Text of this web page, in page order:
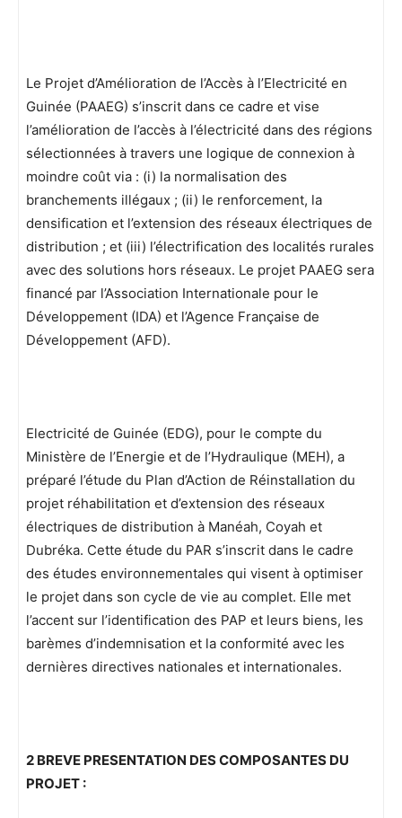
Le Projet d’Amélioration de l’Accès à l’Electricité en
Guinée (PAAEG) s’inscrit dans ce cadre et vise
l’amélioration de l’accès à l’électricité dans des régions
sélectionnées à travers une logique de connexion à
moindre coût via : (i) la normalisation des
branchements illégaux ; (ii) le renforcement, la
densification et l’extension des réseaux électriques de
distribution ; et (iii) l’électrification des localités rurales
avec des solutions hors réseaux. Le projet PAAEG sera
financé par l’Association Internationale pour le
Développement (IDA) et l’Agence Française de
Développement (AFD).
Electricité de Guinée (EDG), pour le compte du
Ministère de l’Energie et de l’Hydraulique (MEH), a
préparé l’étude du Plan d’Action de Réinstallation du
projet réhabilitation et d’extension des réseaux
électriques de distribution à Manéah, Coyah et
Dubréka. Cette étude du PAR s’inscrit dans le cadre
des études environnementales qui visent à optimiser
le projet dans son cycle de vie au complet. Elle met
l’accent sur l’identification des PAP et leurs biens, les
barèmes d’indemnisation et la conformité avec les
dernières directives nationales et internationales.
2 BREVE PRESENTATION DES COMPOSANTES DU
PROJET :